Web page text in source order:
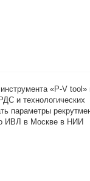
«P-V tool»
и технологических
параметры
ИВЛ в Москве в НИИ